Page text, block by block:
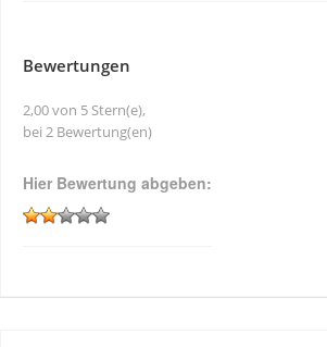
Bewertungen
2,00 von 5 Stern(e),
bei 2 Bewertung(en)
Hier Bewertung abgeben: